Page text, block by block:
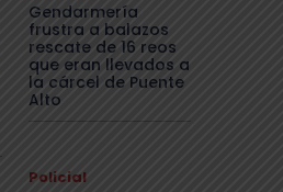
Gendarmería
frustra a balazos
rescate de 16 reos
que eran llevados a
la cárcel de Puente
Alto
Policial